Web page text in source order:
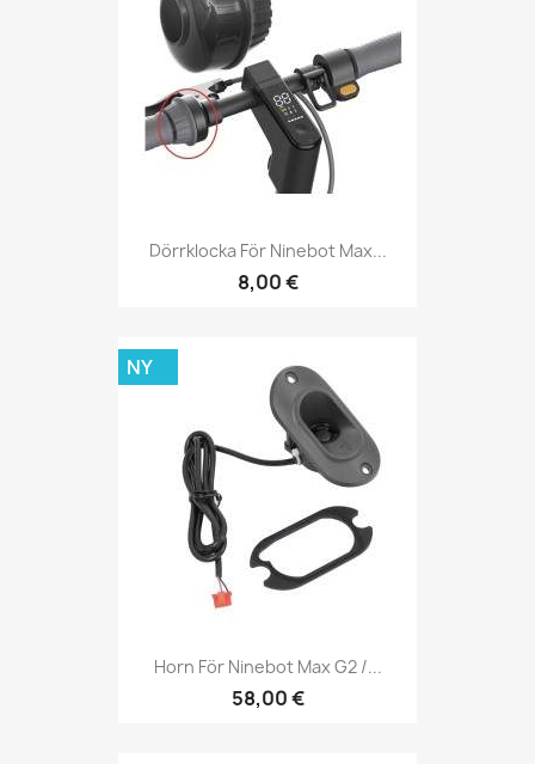
Dörrklocka För Ninebot Max...
8,00 €
Horn För Ninebot Max G2 /...
58,00 €
NY